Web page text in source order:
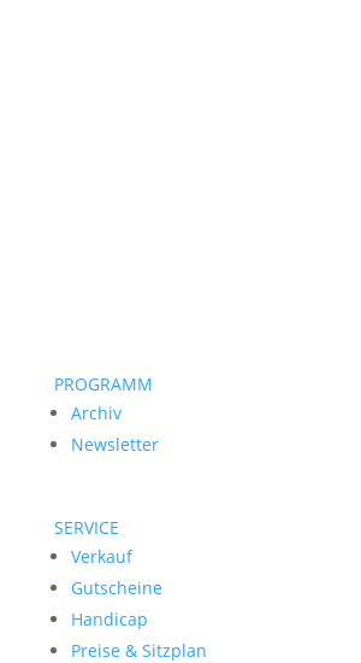
PROGRAMM
Archiv
Newsletter
SERVICE
Verkauf
Gutscheine
Handicap
Preise & Sitzplan